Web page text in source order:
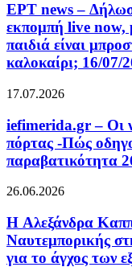
ΕΡΤ news –
εκπομπή live now,
παιδιά είναι
καλοκαίρι; 16/07/
17.07.2026
iefimerida.gr – Οι
πόρτας -Πώς
παραβατικότητα
26.06.2026
H Αλεξάνδρα
Ναυτεμπορικής
για το άγχος των